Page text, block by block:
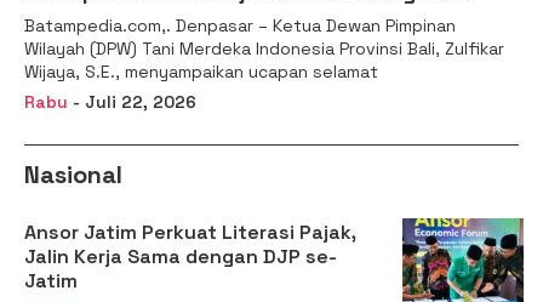
sebagai Kepala Badan Gizi Nasional
Batampedia.com,. Denpasar – Ketua Dewan Pimpinan
Wilayah (DPW) Tani Merdeka Indonesia Provinsi Bali, Zulfikar
Wijaya, S.E., menyampaikan ucapan selamat
Rabu - Juli 22, 2026
Nasional
Ansor Jatim Perkuat Literasi Pajak,
Jalin Kerja Sama dengan DJP se-
Jatim